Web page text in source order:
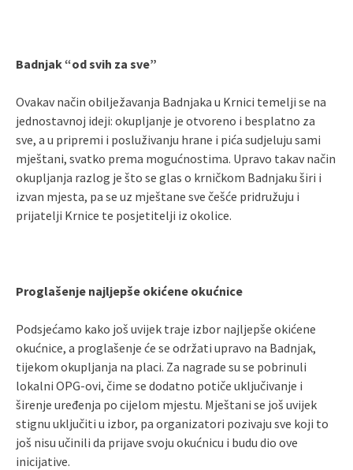
Badnjak “od svih za sve”
Ovakav način obilježavanja Badnjaka u Krnici temelji se na
jednostavnoj ideji: okupljanje je otvoreno i besplatno za
sve, a u pripremi i posluživanju hrane i pića sudjeluju sami
mještani, svatko prema mogućnostima. Upravo takav način
okupljanja razlog je što se glas o krničkom Badnjaku širi i
izvan mjesta, pa se uz mještane sve češće pridružuju i
prijatelji Krnice te posjetitelji iz okolice.
Proglašenje najljepše okićene okućnice
Podsjećamo kako još uvijek traje izbor najljepše okićene
okućnice, a proglašenje će se održati upravo na Badnjak,
tijekom okupljanja na placi. Za nagrade su se pobrinuli
lokalni OPG-ovi, čime se dodatno potiče uključivanje i
širenje uređenja po cijelom mjestu. Mještani se još uvijek
stignu uključiti u izbor, pa organizatori pozivaju sve koji to
još nisu učinili da prijave svoju okućnicu i budu dio ove
inicijative.